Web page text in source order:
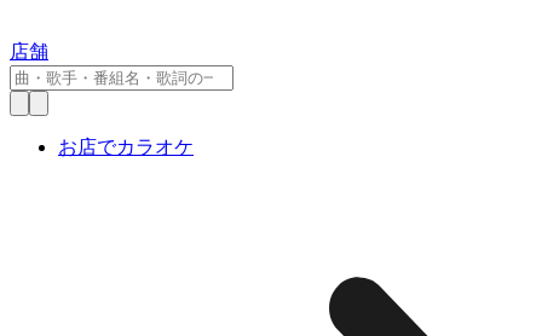
店舗
お店でカラオケ